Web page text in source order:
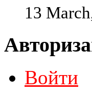
13
Войти